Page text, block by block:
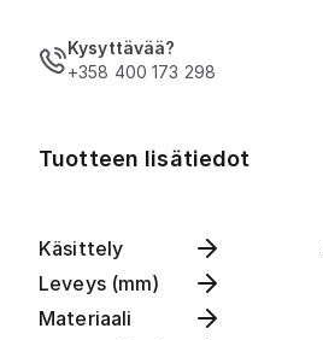
Kysyttävää?
+358 400 173 298
Tuotteen lisätiedot
Käsittely
Leveys (mm)
Materiaali